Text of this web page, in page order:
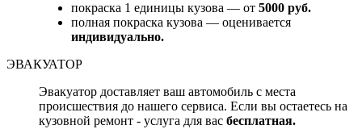
покраска 1 единицы кузова — от 5000 руб.
полная покраска кузова — оценивается
индивидуально.
ЭВАКУАТОР
Эвакуатор доставляет ваш автомобиль с места
происшествия до нашего сервиса. Если вы остаетесь на
кузовной ремонт - услуга для вас бесплатная.